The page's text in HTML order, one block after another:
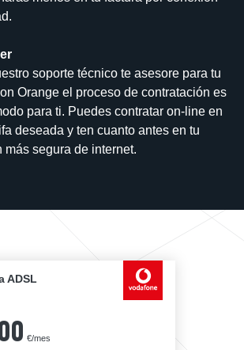
soporte técnico te asesore para tu
Orange el proceso de contratación es
para ti. Puedes contratar on-line en
deseada y ten cuanto antes en tu
más segura de internet.
ADSL
€/mes